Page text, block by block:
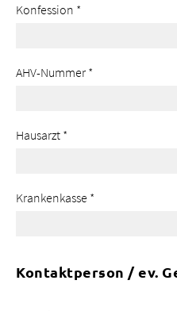
Konfession *
AHV-Nummer *
Hausarzt *
Krankenkasse *
Kontaktperson / ev.